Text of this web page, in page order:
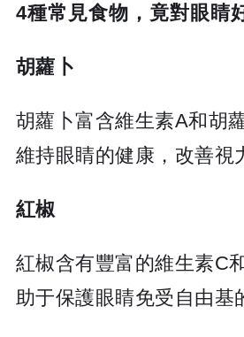
4種常見食物，竟對眼睛
胡蘿卜
胡蘿卜富含維生素A和胡
維持眼睛的健康，改善視
紅椒
紅椒含有豐富的維生素C
助于保護眼睛免受自由基